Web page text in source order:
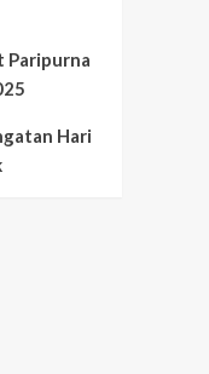
Paripurna
Hari